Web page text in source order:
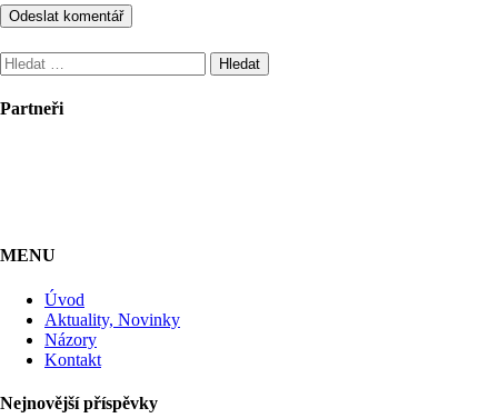
Vyhledávání
Partneři
MENU
Úvod
Aktuality, Novinky
Názory
Kontakt
Nejnovější příspěvky